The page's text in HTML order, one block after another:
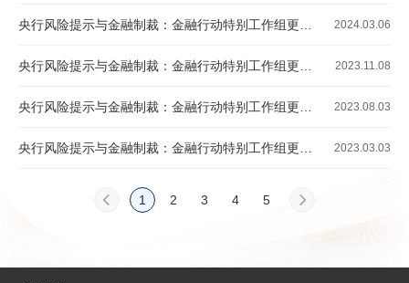
央行风险提示与金融制裁：金融行动特别工作组更新的高风险及应加强监控的国家或地区（2024年2月） 2024.03.06
央行风险提示与金融制裁：金融行动特别工作组更新的高风险及应加强监控的国家或地区（2023年10月） 2023.11.08
央行风险提示与金融制裁：金融行动特别工作组更新的高风险及应加强监控的国家或地区（2023年6月） 2023.08.03
央行风险提示与金融制裁：金融行动特别工作组更新的高风险及应加强监控的国家或地区（2023年2月） 2023.03.03
1 2 3 4 5